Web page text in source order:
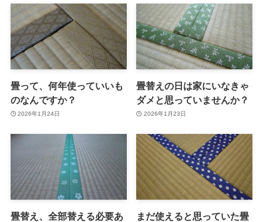
畳って、何年使っていいも
のなんですか？
2026年1月24日
畳替えの日は家にいなきゃ
ダメと思っていませんか？
2026年1月23日
畳替え、全部替える必要あ
まだ使えると思っていた畳